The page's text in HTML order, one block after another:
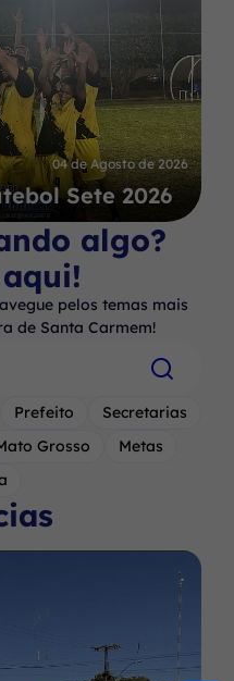
04 de Agosto de 2026
Sete 2026
algo?
pelos temas mais
de Santa Carmem!
Prefeito
Secretarias
Grosso
Metas